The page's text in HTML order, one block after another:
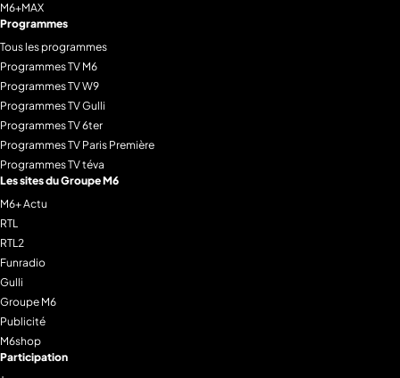
M6+MAX
Programmes
Tous les programmes
Programmes TV M6
Programmes TV W9
Programmes TV Gulli
Programmes TV 6ter
Programmes TV Paris Première
Programmes TV téva
Les sites du Groupe M6
M6+ Actu
RTL
RTL2
Funradio
Gulli
Groupe M6
Publicité
M6shop
Participation